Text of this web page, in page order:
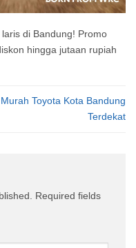
di Bandung! Promo
hingga jutaan rupiah
Toyota Kota Bandung
Terdekat
Required fields